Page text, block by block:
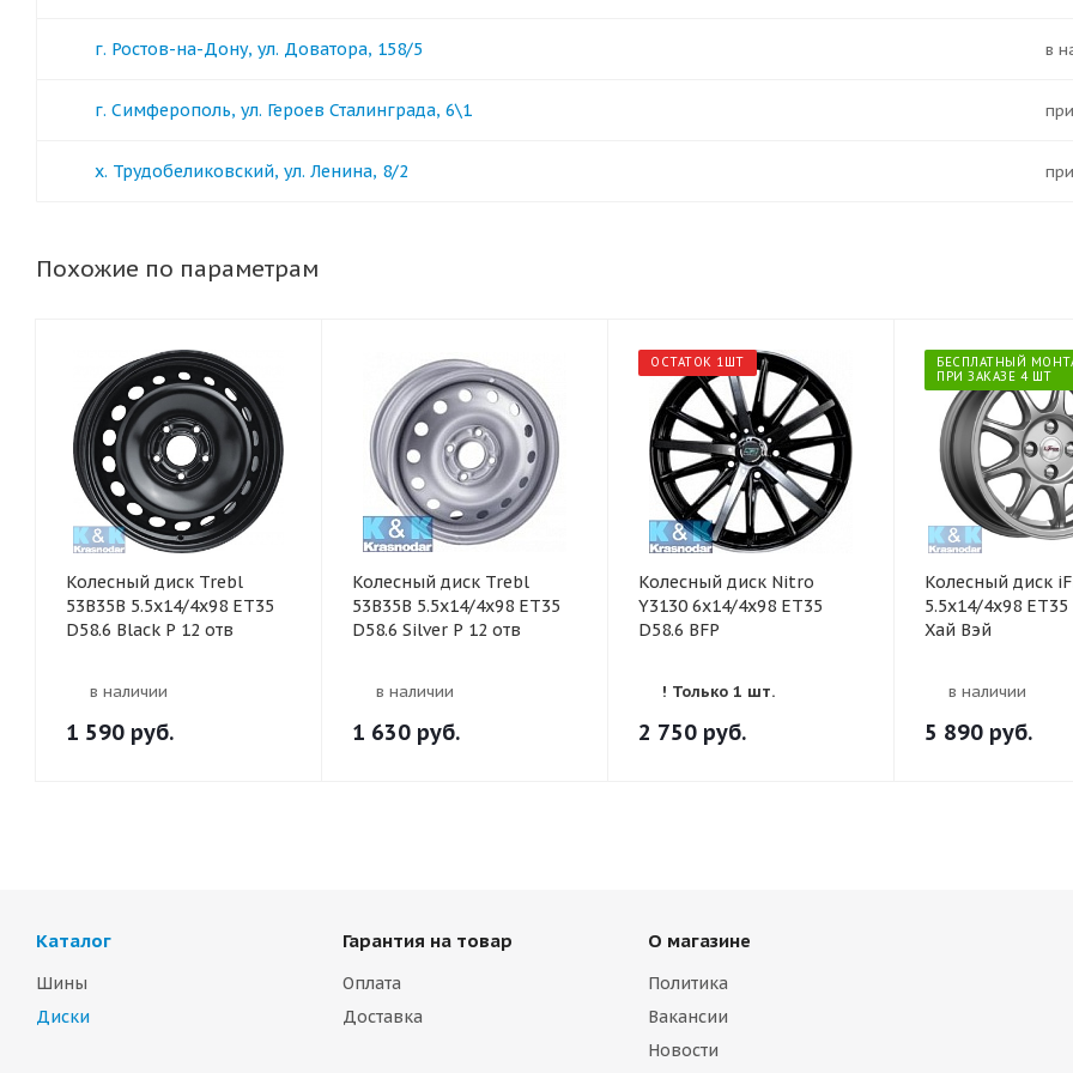
в
г. Ростов-на-Дону, ул. Доватора, 158/5
г. Симферополь, ул. Героев Сталинграда, 6\1
х. Трудобеликовский, ул. Ленина, 8/2
Похожие по параметрам
Колесный диск Trebl
53B35B 5.5x14/4x98 ET35
D58.6 Black P 12 отв
в наличии
1 590 руб.
Колесный диск Trebl
53B35B 5.5x14/4x98 ET35
D58.6 Silver P 12 отв
в наличии
1 630 руб.
ОСТАТОК 1ШТ
Колесный диск Nitro
Y3130 6x14/4x98 ET35
D58.6 BFP
! Только 1 шт.
2 750 руб.
БЕСПЛАТНЫЙ
ПРИ ЗАКАЗЕ 4 ШТ
Колесный диск
5.5x14/4x98 ET35
Хай Вэй
в наличии
5 890 руб.
Каталог
Шины
Диски
Гарантия на товар
Оплата
Доставка
О магазине
Политика
Вакансии
Новости